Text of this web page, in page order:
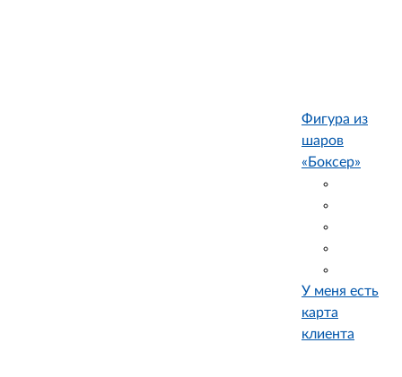
Фигура из
шаров
«Боксер»
У меня есть
карта
клиента